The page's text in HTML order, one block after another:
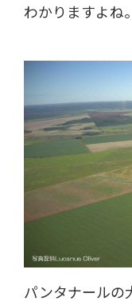
わかりますよね。
パンタナールの